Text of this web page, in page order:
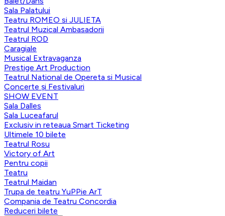
Sala Palatului
Teatru ROMEO si JULIETA
Teatrul Muzical Ambasadorii
Teatrul ROD
Caragiale
Musical Extravaganza
Prestige Art Production
Teatrul National de Opereta si Musical
Concerte și Festivaluri
SHOW EVENT
Sala Dalles
Sala Luceafarul
Exclusiv in reteaua Smart Ticketing
Ultimele 10 bilete
Teatrul Rosu
Victory of Art
Pentru copii
Teatru
Teatrul Maidan
Trupa de teatru YuPPie ArT
Compania de Teatru Concordia
Reduceri bilete